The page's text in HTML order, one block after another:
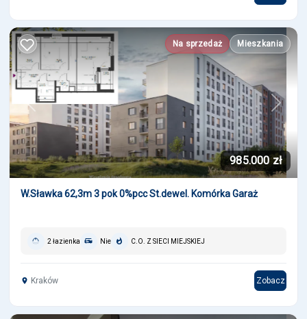
Na sprzedaż Mieszkania
Previous Next
985.000 zł
W.Sławka 62,3m 3 pok 0%pcc St.dewel. Komórka Garaż
2 łazienka Nie C.O. Z SIECI MIEJSKIEJ
Kraków Zobacz